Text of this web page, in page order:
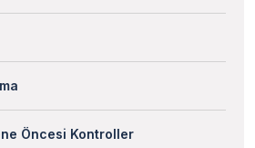
Öncesi Kontroller